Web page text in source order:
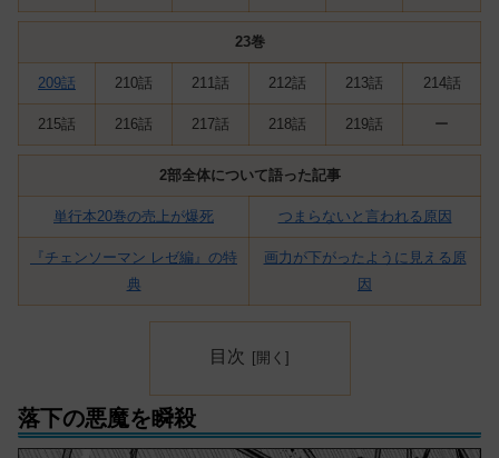
23巻
209話 210話 211話 212話 213話 214話
215話 216話 217話 218話 219話 ー
2部全体について語った記事
単行本20巻の売上が爆死 つまらないと言われる原因
『チェンソーマン レゼ編』の特
典
画力が下がったように見える原
因
目次
落下の悪魔を瞬殺